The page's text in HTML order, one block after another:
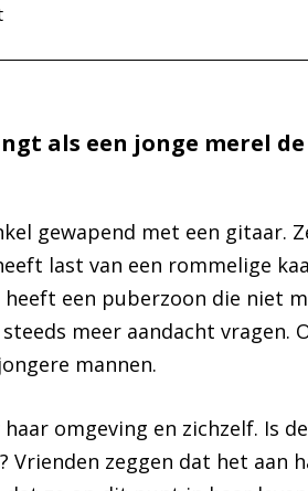
als een jonge merel
gewapend met een gitaar.
last van een rommelige
heeft een puberzoon die niet
meer aandacht vragen.
mannen.
omgeving en zichzelf. Is
Vrienden zeggen dat het aan